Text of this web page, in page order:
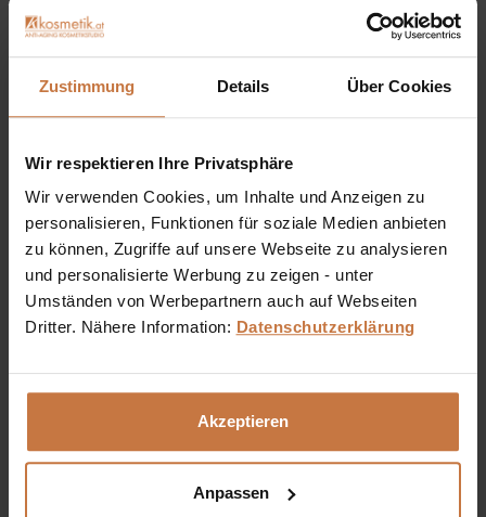
Zustimmung Details Über Cookies
Wir respektieren Ihre Privatsphäre
Wir verwenden Cookies, um Inhalte und Anzeigen zu
personalisieren, Funktionen für soziale Medien anbieten
zu können, Zugriffe auf unsere Webseite zu analysieren
und personalisierte Werbung zu zeigen - unter
Umständen von Werbepartnern auch auf Webseiten
Dritter. Nähere Information: Datenschutzerklärung
Akzeptieren
Anpassen
Sie haben eine Frage? Sie wünschen sich eine
Produktberatung oder wollen nur wissen, wie man das
kosmetische Produkt richtig anwendet?
Ich stehe Ihnen gerne persönlich zur Verfügung:
+43 (0)699 17 310 310
Dennis Grischek, Inhaber Kosmetikstudio in Graz & kosmetik.at